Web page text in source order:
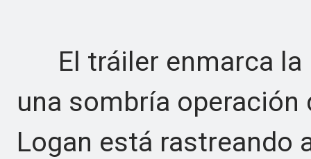
El tráiler enmarca la
una sombría
Logan está rastreando